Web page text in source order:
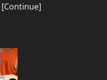
[Continue]